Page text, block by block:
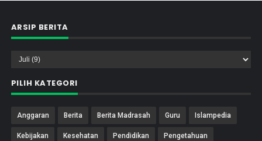
ARSIP BERITA
PILIH KATEGORI
Anggaran Berita Berita Madrasah Guru Islampedia
Kebijakan Kesehatan Pendidikan Pengetahuan